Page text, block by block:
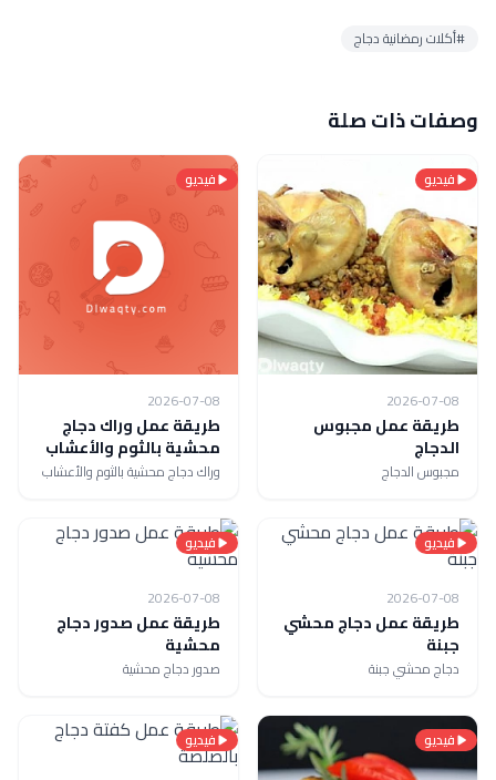
#أكلات رمضانية دجاج
وصفات ذات صلة
فيديو
2026-07-08
طريقة عمل مجبوس
الدجاج
مجبوس الدجاج
فيديو
2026-07-08
طريقة عمل وراك دجاج
محشية بالثوم والأعشاب
وراك دجاج محشية بالثوم والأعشاب
فيديو
2026-07-08
طريقة عمل دجاج محشي
جبنة
دجاج محشي جبنة
فيديو
2026-07-08
طريقة عمل صدور دجاج
محشية
صدور دجاج محشية
فيديو فيديو